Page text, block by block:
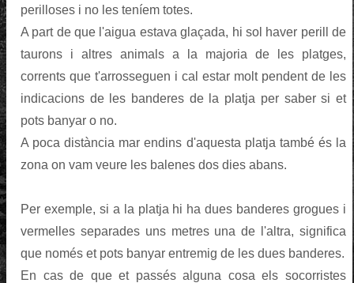
perilloses i no les teníem totes.
A part de que l'aigua estava glaçada, hi sol haver perill de
taurons i altres animals a la majoria de les platges,
corrents que t'arrosseguen i cal estar molt pendent de les
indicacions de les banderes de la platja per saber si et
pots banyar o no.
A poca distància mar endins d'aquesta platja també és la
zona on vam veure les balenes dos dies abans.
Per exemple, si a la platja hi ha dues banderes grogues i
vermelles separades uns metres una de l'altra, significa
que només et pots banyar entremig de les dues banderes.
En cas de que et passés alguna cosa els socorristes